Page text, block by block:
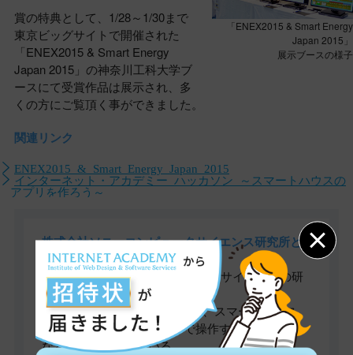
「ENEX2015 & Smart Energy
Japan 2015」
展示ブースの様子
賞の特典として、1/28～1/30まで
東京ビッグサイトで開催された
「ENEX2015 & Smart Energy
Japan 2015」の神奈川工科大学ブ
ースにて受賞作品は展示され、多
くの方にご覧頂く事ができました。
関連リンク
ENEX2015 & Smart Energy Japan 2015
インターネット・アカデミー ハッカソン ～スマートハウスの
アプリを作ろう～
株式会社ソニーコンピュータサイエンス研究所と
は
1988年に設立されたコンピュータサイエンスの研
究を行うソニー系列の子会社。
「Kadecotプロジェクト」など、スマートハウス
や、家電をネットにつないで操作するアプリ開発
などの研究を行っている。